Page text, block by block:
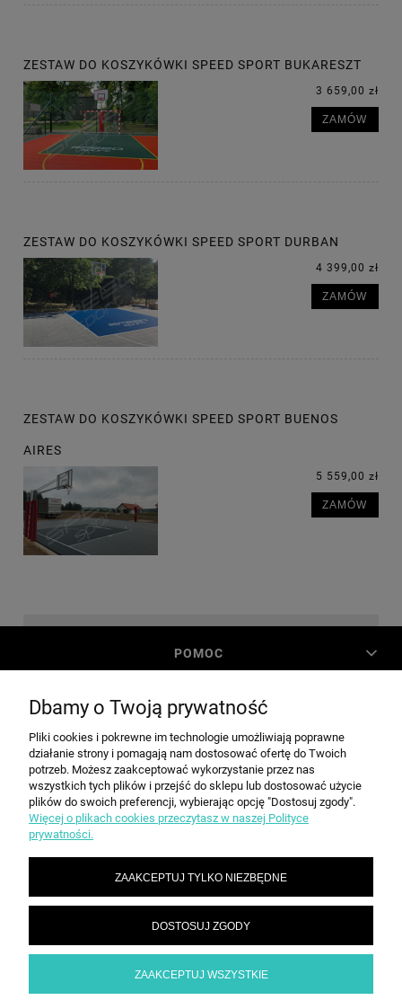
ZESTAW DO KOSZYKÓWKI SPEED SPORT BUKARESZT
3 659,00 zł
ZAMÓW
ZESTAW DO KOSZYKÓWKI SPEED SPORT DURBAN
4 399,00 zł
ZAMÓW
ZESTAW DO KOSZYKÓWKI SPEED SPORT BUENOS
AIRES
5 559,00 zł
ZAMÓW
POMOC
MOJE KONTO
PŁATNOŚCI I DOSTAWA
INFORMACJE
O NAS
SPEED grupa Sp. z o.o. | ul. Parkowa 12, 05-200 Wołomin |sekretariat@spd.pl
Dbamy o Twoją prywatność
Pliki cookies i pokrewne im technologie umożliwiają poprawne
działanie strony i pomagają nam dostosować ofertę do Twoich
potrzeb. Możesz zaakceptować wykorzystanie przez nas
wszystkich tych plików i przejść do sklepu lub dostosować użycie
plików do swoich preferencji, wybierając opcję "Dostosuj zgody".
Więcej o plikach cookies przeczytasz w naszej Polityce
prywatności.
ZAAKCEPTUJ TYLKO NIEZBĘDNE
DOSTOSUJ ZGODY
ZAAKCEPTUJ WSZYSTKIE